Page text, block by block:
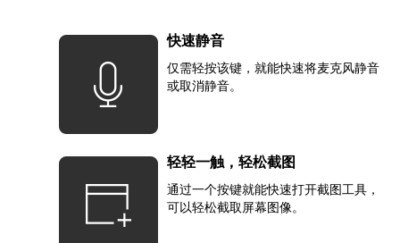
快速静音
仅需轻按该键，就能快速将麦克风静音
或取消静音。
轻轻一触，轻松截图
通过一个按键就能快速打开截图工具，
可以轻松截取屏幕图像。